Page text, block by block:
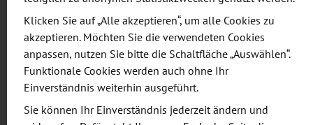
wertvolle Expertise bündeln und praxisnahe
Industrieanwendungen vorantreiben. Damit
verbunden ist die Vision, 'C³ Saxony' als globalen
Technologieführer im Segment Carbonbeton zu
etablieren."
Klicken Sie auf „Alle akzeptieren“, um alle Cookies zu
akzeptieren. Möchten Sie die verwendeten Cookies
anpassen, nutzen Sie bitte die Schaltfläche „Auswählen“.
Funktionale Cookies werden auch ohne Ihr
Einverständnis weiterhin ausgeführt.
Sie können Ihr Einverständnis jederzeit ändern und